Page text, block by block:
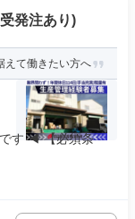
発注あり)
えて働きたい方へ
す ◀ 【必須条